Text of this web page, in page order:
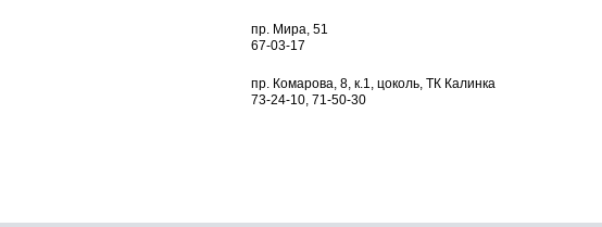
пр. Мира, 51
67-03-17
пр. Комарова, 8, к.1, цоколь, ТК Калинка
73-24-10, 71-50-30